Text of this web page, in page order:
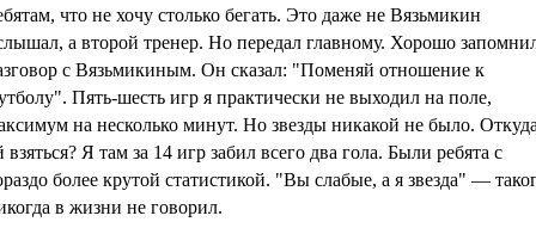
что не хочу столько бегать. Это даже не Вязьмикин
а второй тренер. Но передал главному. Хорошо
с Вязьмикиным. Он сказал: "Поменяй отношение к
Пять-шесть игр я практически не выходил на поле,
на несколько минут. Но звезды никакой не было.
взяться? Я там за 14 игр забил всего два гола. Были ребята с
более крутой статистикой. "Вы слабые, а я звезда" —
в жизни не говорил.